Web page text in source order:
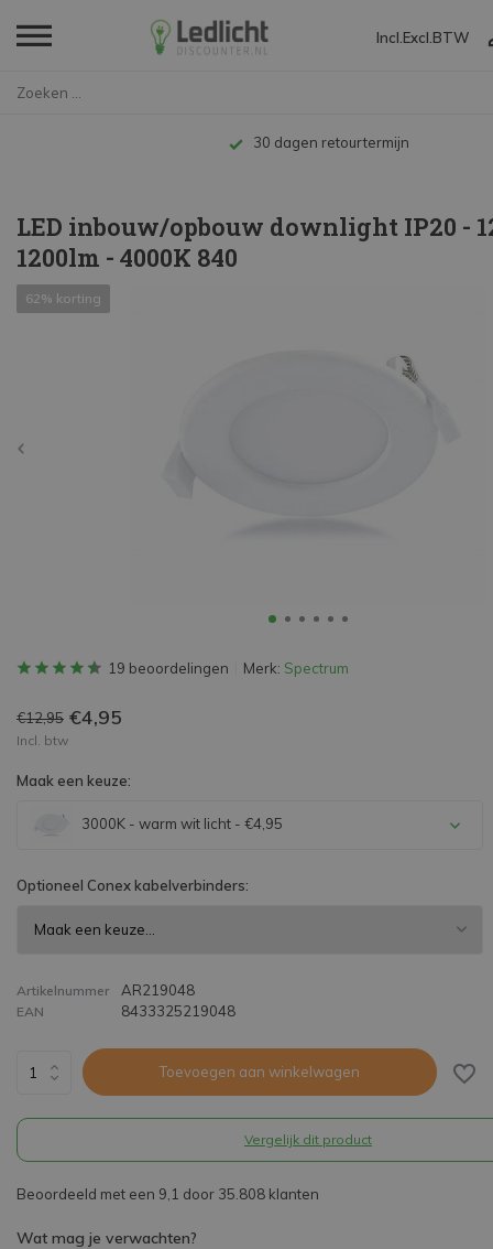
Incl. Excl. BTW
Tot 10 jaar garantie
LED inbouw/opbouw downlight IP20 -
1200lm - 4000K 840
62% korting
19 beoordelingen Merk: Spectrum
€12,95 €4,95
Incl. btw
Maak een keuze:
3000K - warm wit licht - €4,95
Optioneel Conex kabelverbinders:
Artikelnummer AR219048
EAN 8433325219048
Toevoegen aan winkelwagen
Vergelijk dit product
Beoordeeld met een 9,1 door 35.808 klanten
Wat mag je verwachten?